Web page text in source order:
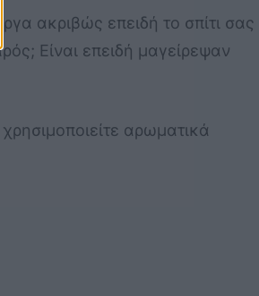
ακριβώς επειδή το σπίτι σας
Είναι επειδή μαγείρεψαν
αρωματικά